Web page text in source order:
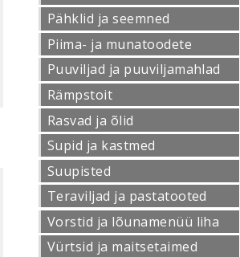
Pähklid ja seemned
Piima- ja munatoodete
Puuviljad ja puuviljamahlad
Rämpstoit
Rasvad ja õlid
Supid ja kastmed
Suupisted
Teraviljad ja pastatooted
Vorstid ja lõunamenüü liha
Vürtsid ja maitsetaimed